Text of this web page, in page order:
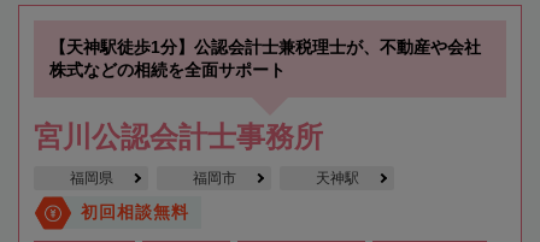
【天神駅徒歩1分】公認会計士兼税理士が、不動産や会社
株式などの相続を全面サポート
宮川公認会計士事務所
福岡県 福岡市 天神駅
初回相談無料